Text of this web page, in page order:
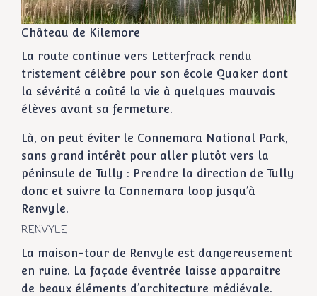
Château de Kilemore
La route continue vers Letterfrack rendu
tristement célèbre pour son école Quaker dont
la sévérité a coûté la vie à quelques mauvais
élèves avant sa fermeture.
Là, on peut éviter le Connemara National Park,
sans grand intérêt pour aller plutôt vers la
péninsule de Tully : Prendre la direction de Tully
donc et suivre la Connemara loop jusqu’à
Renvyle.
RENVYLE
La maison-tour de Renvyle est dangereusement
en ruine. La façade éventrée laisse apparaitre
de beaux éléments d’architecture médiévale.